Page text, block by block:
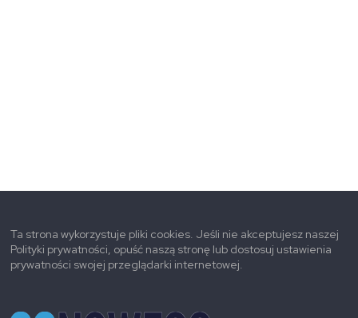
Ta strona wykorzystuje pliki cookies. Jeśli nie akceptujesz naszej
Polityki prywatności, opuść naszą stronę lub dostosuj ustawienia
prywatności swojej przeglądarki internetowej.